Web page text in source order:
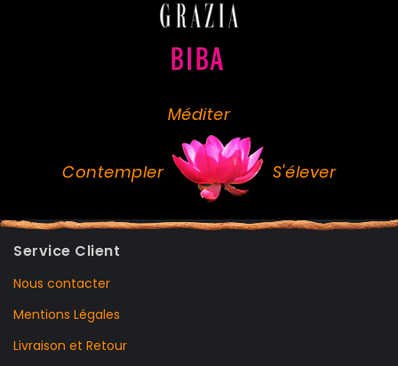
Méditer
Contempler S'élever
Service Client
Nous contacter
Mentions Légales
Livraison et Retour